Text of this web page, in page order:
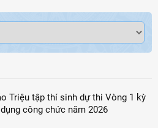
Triệu tập thí sinh dự thi Vòng 1 kỳ
công chức năm 2026